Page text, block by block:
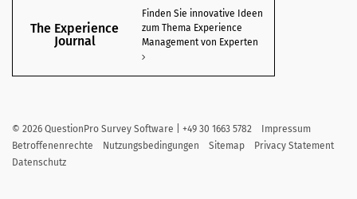
The Experience
Journal
Finden Sie innovative Ideen
zum Thema Experience
Management von Experten
© 2026 QuestionPro Survey Software | +49 30 1663 5782
Impressum
Betroffenenrechte
Nutzungsbedingungen Sitemap
Privacy Statement
Datenschutz